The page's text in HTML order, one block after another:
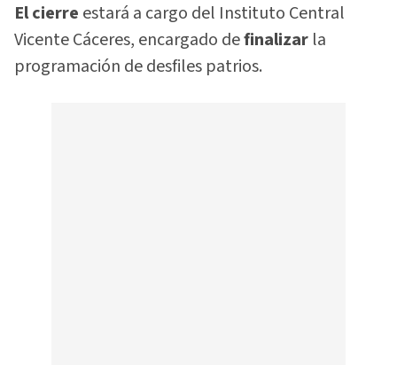
El cierre estará a cargo del Instituto Central
Vicente Cáceres, encargado definalizar la
programación de desfiles patrios.